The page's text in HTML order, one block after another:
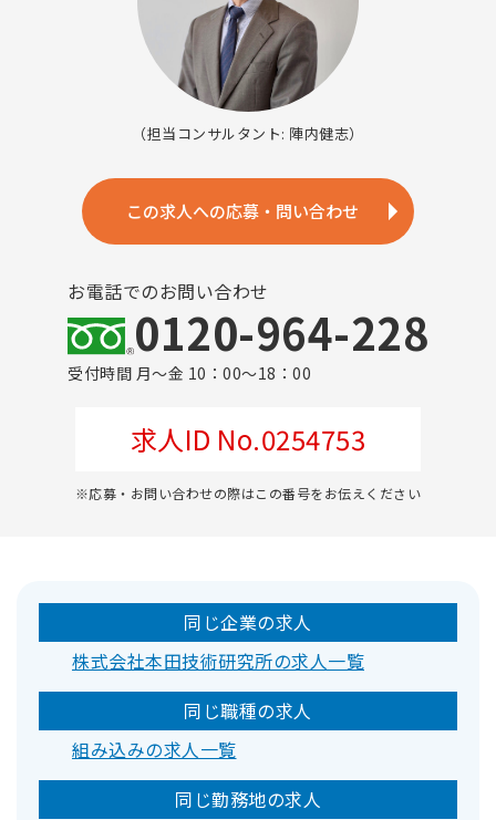
（担当コンサルタント: 陣内健志）
この求人への応募・問い合わせ
お電話でのお問い合わせ
0120-964-228
受付時間 月～金 10：00～18：00
求人ID No.0254753
※応募・お問い合わせの際はこの番号をお伝えください
同じ企業の求人
株式会社本田技術研究所の求人一覧
同じ職種の求人
組み込みの求人一覧
同じ勤務地の求人